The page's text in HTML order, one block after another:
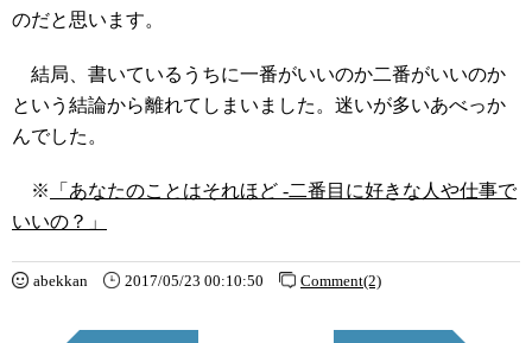
のだと思います。
結局、書いているうちに一番がいいのか二番がいいのか
という結論から離れてしまいました。迷いが多いあべっか
んでした。
※
「あなたのことはそれほど -二番目に好きな人や仕事で
いいの？」
abekkan 2017/05/23 00:10:50 Comment(2)